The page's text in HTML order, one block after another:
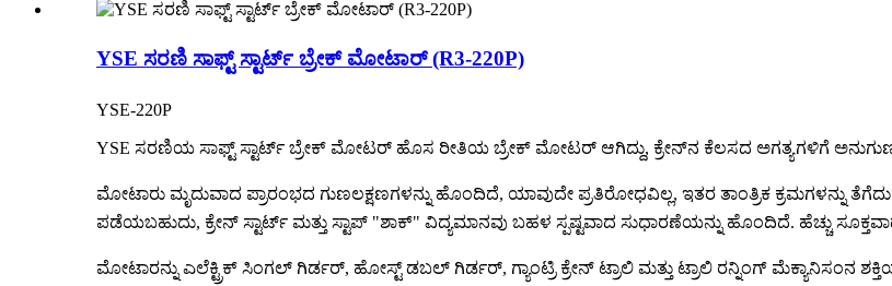
YSE ಸರಣಿ ಸಾಫ್ಟ್ ಸ್ಟಾರ್ಟ್ ಬ್ರೇಕ್ ಮೋಟಾರ್ (R3-220P)
YSE-220P
YSE ಸರಣಿಯ ಸಾಫ್ಟ್ ಸ್ಟಾರ್ಟ್ ಬ್ರೇಕ್ ಮೋಟರ್ ಹೊಸ ರೀತಿಯ ಬ್ರೇಕ್ ಮೋಟರ್ ಆಗಿದ್ದು, ಕ್ರೇನ್‌ನ ಕೆಲಸದ ಅಗತ್ಯಗಳಿಗೆ
ಮೋಟಾರು ಮೃದುವಾದ ಪ್ರಾರಂಭದ ಗುಣಲಕ್ಷಣಗಳನ್ನು ಹೊಂದಿದೆ, ಯಾವುದೇ ಪ್ರತಿರೋಧವಿಲ್ಲ, ಇತರ ತಾಂತ್ರಿಕ ಕ್ರಮಗಳನ್ನು
ಪಡೆಯಬಹುದು, ಕ್ರೇನ್ ಸ್ಟಾರ್ಟ್ ಮತ್ತು ಸ್ಟಾಪ್ "ಶಾಕ್" ವಿದ್ಯಮಾನವು ಬಹಳ ಸ್ಪಷ್ಟವಾದ ಸುಧಾರಣೆಯನ್ನು ಹೊಂದಿದೆ. ಹೆಚ್ಚು
ಮೋಟಾರನ್ನು ಎಲೆಕ್ಟ್ರಿಕ್ ಸಿಂಗಲ್ ಗಿರ್ಡರ್, ಹೋಸ್ಟ್ ಡಬಲ್ ಗಿರ್ಡರ್, ಗ್ಯಾಂಟ್ರಿ ಕ್ರೇನ್ ಟ್ರಾಲಿ ಮತ್ತು ಟ್ರಾಲಿ ರನ್ನಿಂಗ್ ಮೆಕ್ಯಾನಿಸಂನ